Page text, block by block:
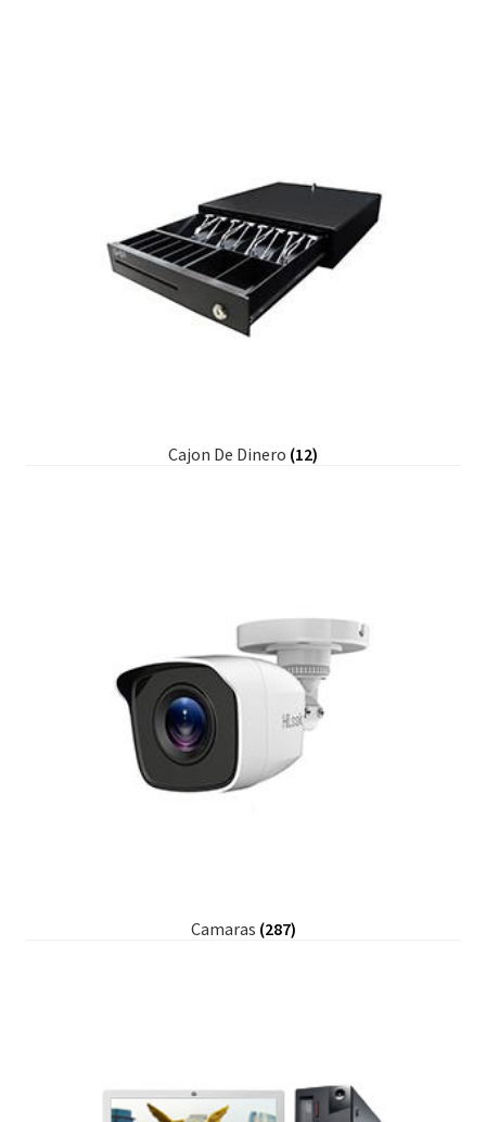
Cajon De Dinero (12)
Camaras (287)